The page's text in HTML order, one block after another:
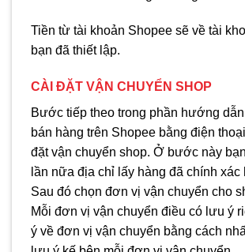
Tiền từ tài khoản Shopee sẽ về tài
bạn đã thiết lập.
CÀI ĐẶT VẬN CHUYỂN SHOP
Bước tiếp theo trong phần hướng
bán hàng trên Shopee bằng điện
đặt vận chuyển shop. Ở bước này
lần nữa địa chỉ lấy hàng đã chính xác
Sau đó chọn đơn vị vận chuyển cho
Mỗi đơn vị vận chuyển điều có lưu ý
ý về đơn vị vận chuyển bằng cách